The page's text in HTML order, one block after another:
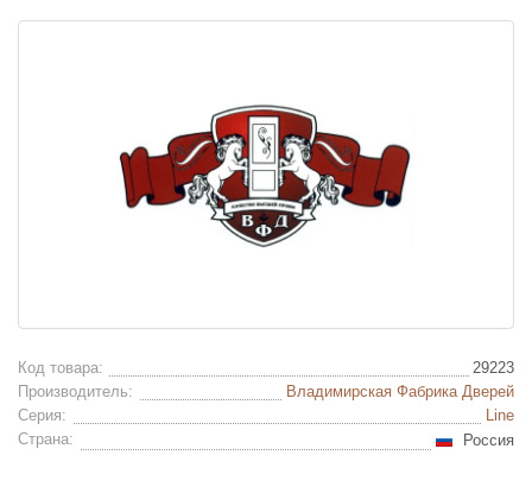
Код товара:
29223
Производитель:
Владимирская Фабрика Дверей
Серия:
Line
Страна:
Россия